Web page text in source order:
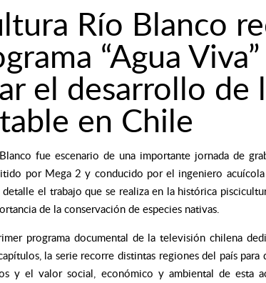
Río Blanco
“Agua
el desarrollo de
en Chile
fue escenario de una importante jornada de
por Mega 2 y conducido por el ingeniero
el trabajo que se realiza en la histórica
de la conservación de especies nativas.
programa documental de la televisión chilena
la serie recorre distintas regiones del país para
y el valor social, económico y ambiental de esta